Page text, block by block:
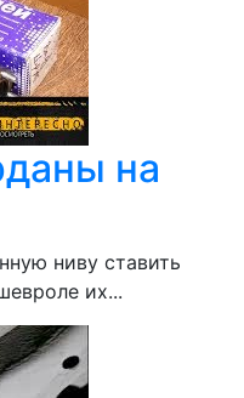
на
ниву ставить
их...